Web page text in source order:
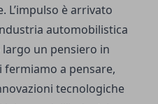
L’impulso è arrivato
automobilistica
un pensiero in
fermiamo a pensare,
tecnologiche